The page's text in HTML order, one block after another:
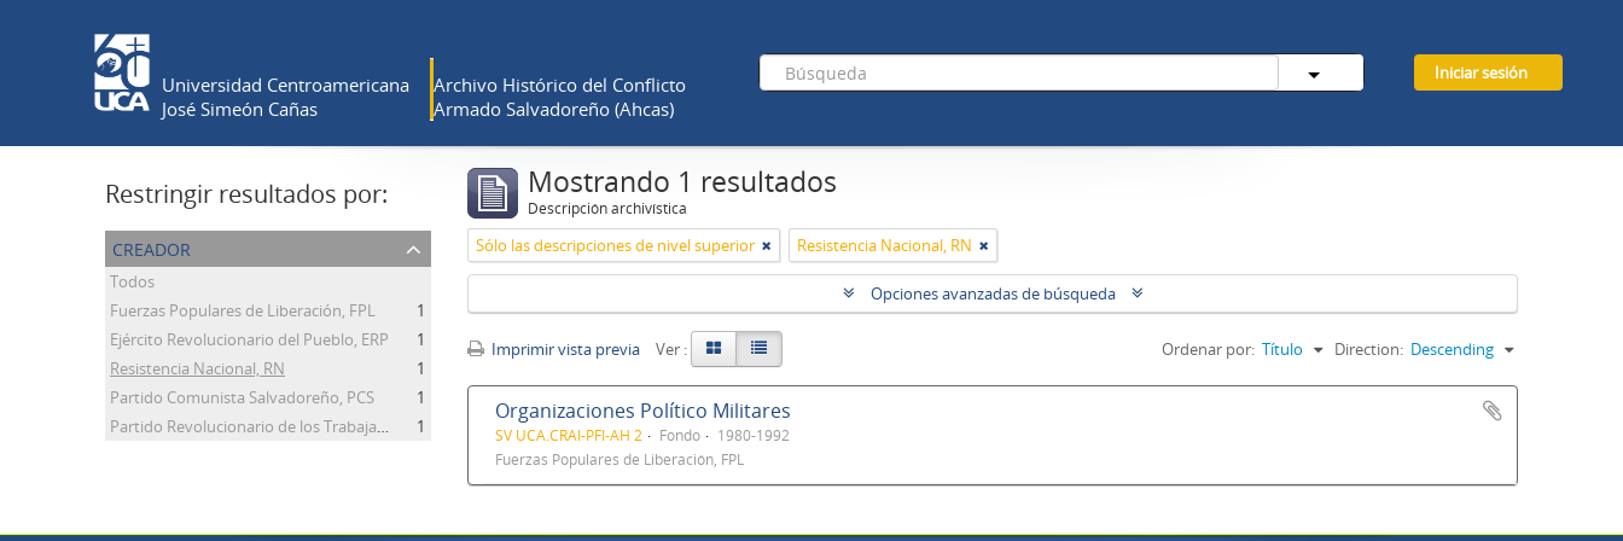
Universidad Centroamericana
José Simeón Cañas
Archivo Histórico del Conflicto
Armado Salvadoreño (Ahcas)
Iniciar sesión
Restringir resultados por:
creador
Todos
Fuerzas Populares de Liberación, FPL
1
Ejército Revolucionario del Pueblo, ERP
1
Resistencia Nacional, RN
1
Partido Comunista Salvadoreño, PCS
1
Partido Revolucionario de los Trabajadores Centroamericanos, PRTC
1
Mostrando 1 resultados
Descripción archivística
Sólo las descripciones de nivel superior Resistencia Nacional, RN
Opciones avanzadas de búsqueda
Imprimir vista previa Ver : Ordenar por: Título Direction: Descending
Organizaciones Político Militares
SV UCA.CRAI-PFI-AH 2 Fondo
1980-1992
Fuerzas Populares de Liberación, FPL